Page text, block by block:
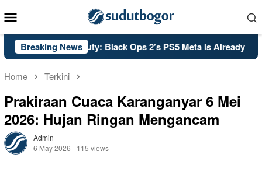
to
Menu
Breaking News
PSA: Call of Duty: Black Ops 2’s PS5 Meta is Already Set in
Home Terkini
Prakiraan Cuaca Karanganyar 6 Mei
2026: Hujan Ringan Mengancam
Admin
6 May 2026
115 views